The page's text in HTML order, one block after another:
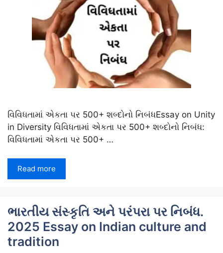
વિવિધતામાં એકતા પર 500+ શબ્દોનો નિબંધEssay on Unity
in Diversity વિવિધતામાં એકતા પર 500+ શબ્દોનો નિબંધ:
વિવિધતામાં એકતા પર 500+ …
Read more
ભારતીય સંસ્કૃતિ અને પરંપરા પર નિબંધ.
2025 Essay on Indian culture and
tradition